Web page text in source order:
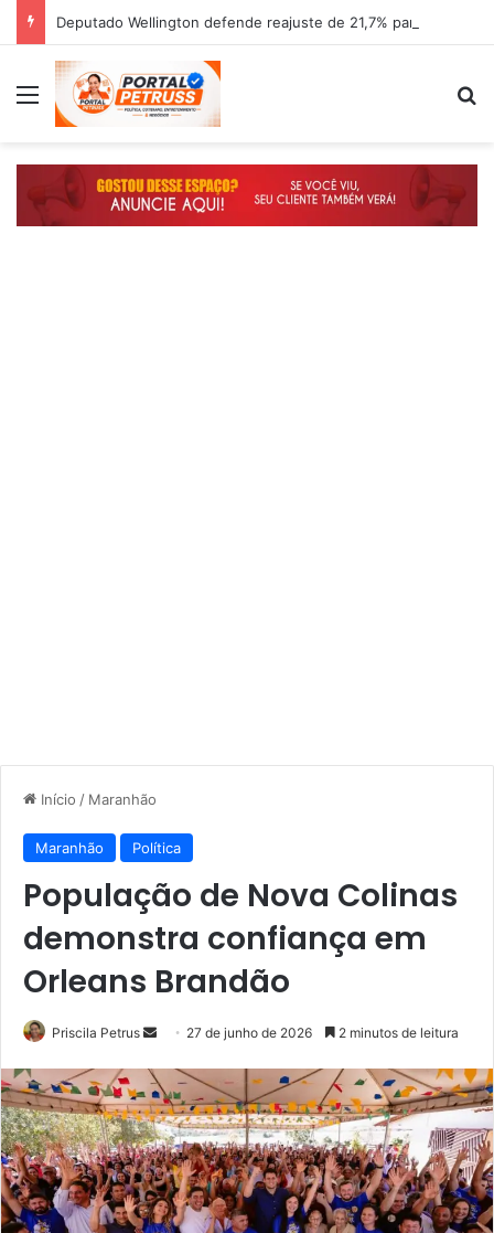
Menu
Início / Maranhão
Maranhão Política
População de Nova Colinas
demonstra confiança em
Orleans Brandão
Priscila Petrus
n
d
e
u
m
e
27 de junho de 2026 2 minutos de leitura